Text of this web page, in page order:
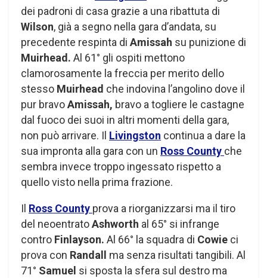
dei padroni di casa grazie a una ribattuta di
Wilson, già a segno nella gara d’andata, su
precedente respinta di Amissah su punizione di
Muirhead. Al 61° gli ospiti mettono
clamorosamente la freccia per merito dello
stesso Muirhead che indovina l’angolino dove il
pur bravoAmissah, bravo a togliere le castagne
dal fuoco dei suoi in altri momenti della gara,
non può arrivare. Il Livingston continua a dare la
sua impronta alla gara con un Ross County che
sembra invece troppo ingessato rispetto a
quello visto nella prima frazione.
Il Ross County prova a riorganizzarsi ma il tiro
del neoentratoAshworth al 65° si infrange
contro Finlayson. Al 66° la squadra di Cowie ci
prova con Randall ma senza risultati tangibili. Al
71° Samuel si sposta la sfera sul destro ma